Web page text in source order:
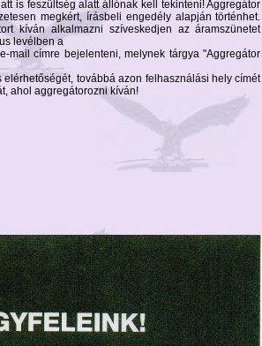
is feszültség alatt állónak kell tekinteni! Aggregátor
megkért, írásbeli engedély alapján történhet.
kíván alkalmazni szíveskedjen az áramszünetet
levélben a
mail címre bejelenteni, melynek tárgya "Aggregátor
továbbá azon felhasználási hely címét
ahol aggregátorozni kíván!